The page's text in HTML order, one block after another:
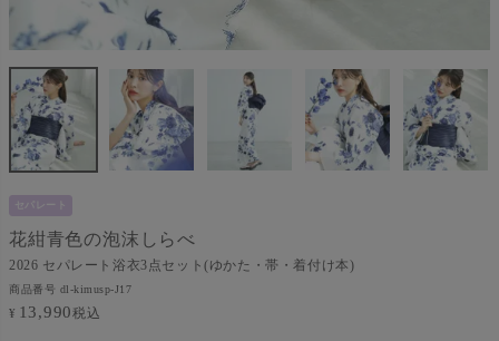
セパレート
2026 セパレート浴衣3点セット(ゆかた・帯・着付け本)
花紺青色の泡沫しらべ
商品番号 dl-kimusp-J17
¥ 13,990税込